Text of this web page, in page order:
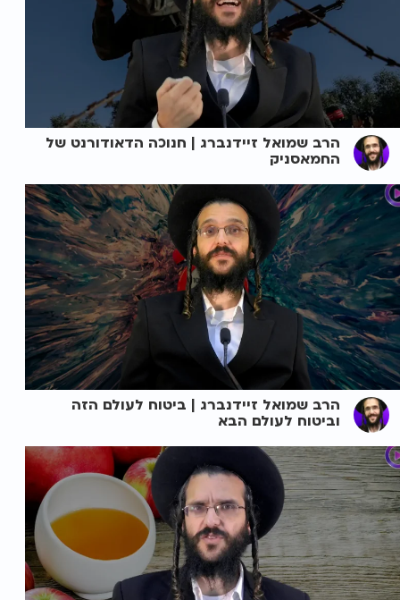
הרב שמואל זיידנברג | חנוכה הדאודורנט של
החמאסניק
הרב שמואל זיידנברג | ביטוח לעולם הזה
וביטוח לעולם הבא